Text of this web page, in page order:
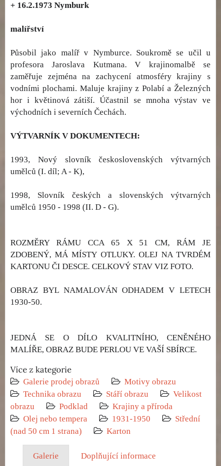
+ 16.2.1973 Nymburk
malířství
Působil jako malíř v Nymburce. Soukromě se učil u
profesora Jaroslava Kutmana. V krajinomalbě se
zaměřuje zejména na zachycení atmosféry krajiny s
vodními plochami. Maluje krajiny z Polabí a Železných
hor i květinová zátiší. Účastnil se mnoha výstav ve
východních i severních Čechách.
VÝTVARNÍK V DOKUMENTECH:
1993, Nový slovník československých výtvarných
umělců (I. díl; A - K),
1998, Slovník českých a slovenských výtvarných
umělců 1950 - 1998 (II. D - G).
ROZMĚRY RÁMU CCA 65 X 51 CM, RÁM JE
ZDOBENÝ, MÁ MÍSTY OTLUKY. OLEJ NA TVRDÉM
KARTONU ČI DESCE. CELKOVÝ STAV VIZ FOTO.
OBRAZ BYL NAMALOVÁN ODHADEM V LETECH
1930-50.
JEDNÁ SE O DÍLO KVALITNÍHO, CENĚNÉHO
MALÍŘE, OBRAZ BUDE PERLOU VE VAŠÍ SBÍRCE.
Více z kategorie
Galerie prodej obrazů
Motivy obrazu
Technika obrazu
Stáří obrazu
Velikost
obrazu
Podklad
Krajiny a příroda
Olej nebo tempera
1931-1950
Střední
(nad 50 cm 1 strana)
Karton
Galerie Doplňující informace